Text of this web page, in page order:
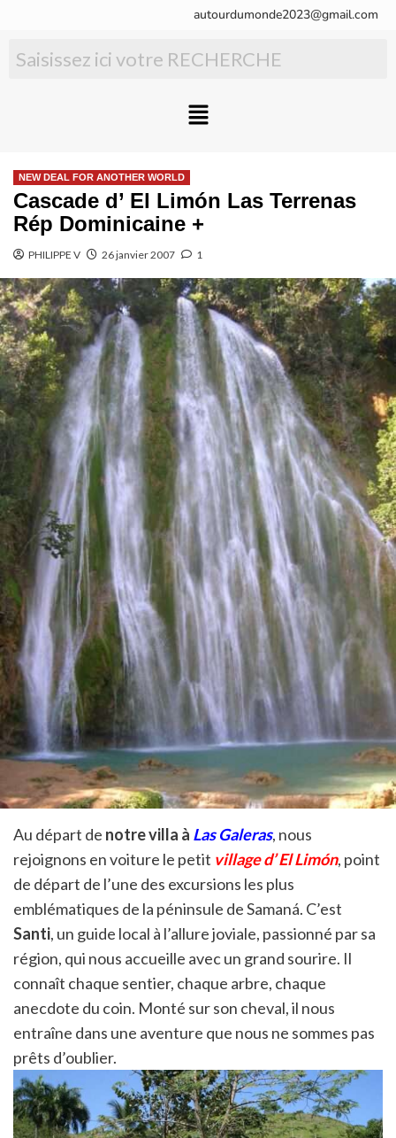
autourdumonde2023@gmail.com
NEW DEAL FOR ANOTHER WORLD
Cascade d’ El Limón Las Terrenas
Rép Dominicaine +
PHILIPPE V 26 janvier 2007 1
Au départ de notre villa à Las Galeras, nous
rejoignons en voiture le petit village d’ El Limón, point
de départ de l’une des excursions les plus
emblématiques de la péninsule de Samaná. C’est
Santi, un guide local à l’allure joviale, passionné par sa
région, qui nous accueille avec un grand sourire. Il
connaît chaque sentier, chaque arbre, chaque
anecdote du coin. Monté sur son cheval, il nous
entraîne dans une aventure que nous ne sommes pas
prêts d’oublier.